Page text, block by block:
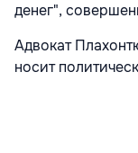
денег",
Адвокат
носит